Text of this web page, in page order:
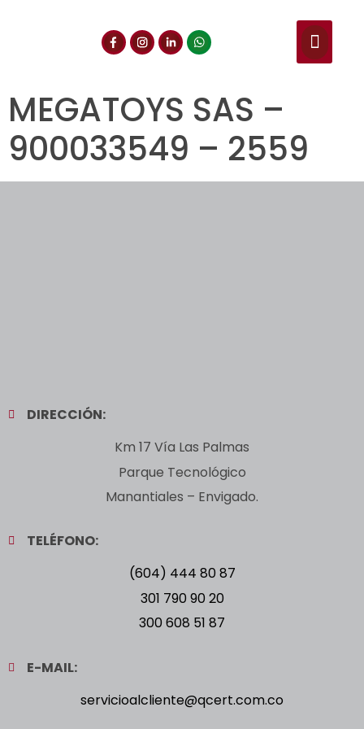
MEGATOYS SAS –
900033549 – 2559
DIRECCIÓN:
Km 17 Vía Las Palmas
Parque Tecnológico
Manantiales – Envigado.
TELÉFONO:
(604) 444 80 87
301 790 90 20
300 608 51 87
E-MAIL:
servicioalcliente@qcert.com.co